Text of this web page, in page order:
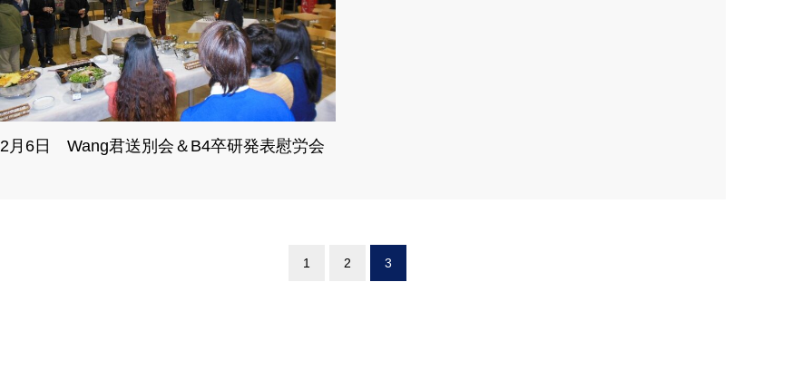
2月6日 Wang君送別会＆B4卒研発表慰労会
1 2 3